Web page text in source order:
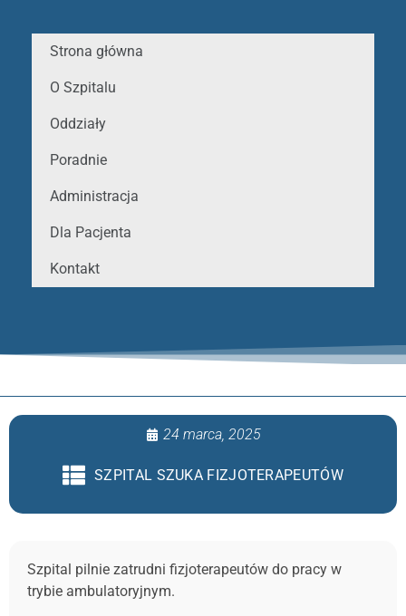
Strona główna
O Szpitalu
Oddziały
Poradnie
Administracja
Dla Pacjenta
Kontakt
24 marca, 2025
SZPITAL SZUKA FIZJOTERAPEUTÓW
Szpital pilnie zatrudni fizjoterapeutów do pracy w
trybie ambulatoryjnym.